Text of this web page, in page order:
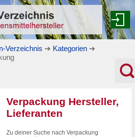
Verzeichnis ➔ Kategorien ➔
Verpackung Hersteller,
Lieferanten
Zu deiner Suche nach Verpackung